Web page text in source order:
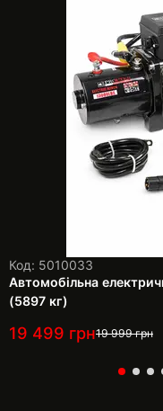
Код: 5010033
Автомобільна
(5897 кг)
19 499 грн19 999грн